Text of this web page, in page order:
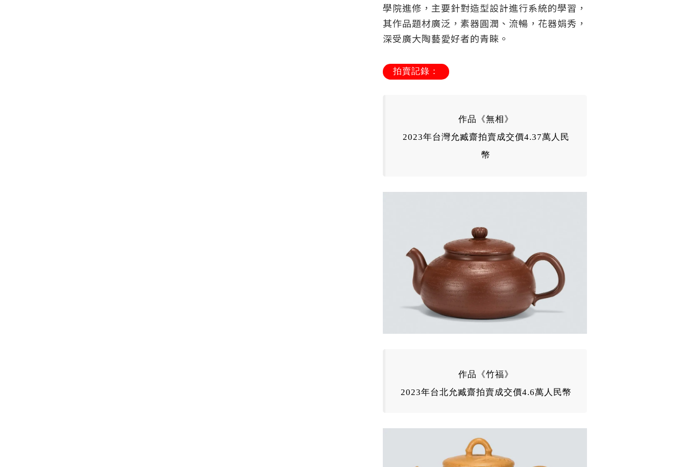
學院進修，主要針對造型設計進行系統的學習，
其作品題材廣泛，素器圓潤、流暢，花器娟秀，
深受廣大陶藝愛好者的青睞。
拍賣記錄：
作品《無相》
2023年台灣允臧齋拍賣成交價4.37萬人民
幣
作品《竹福》
2023年台北允臧齋拍賣成交價4.6萬人民幣